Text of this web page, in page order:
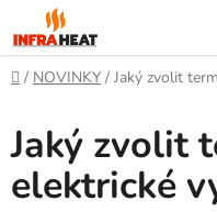
na
obsah
Domů
/ NOVINKY / Jaký zvolit
Jaký zvolit
elektrické